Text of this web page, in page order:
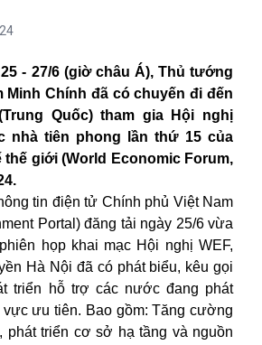
- 27/6 (giờ châu Á), Thủ tướng
Minh Chính đã có chuyến đi đến
Quốc) tham gia Hội nghị
nhà tiên phong lần thứ 15 của
thế giới (World Economic Forum,
tin điện tử Chính phủ Việt Nam
Portal) đăng tải ngày 25/6 vừa
họp khai mạc Hội nghị WEF,
Hà Nội đã có phát biểu, kêu gọi
triển hỗ trợ các nước đang phát
vực ưu tiên. Bao gồm: Tăng cường
phát triển cơ sở hạ tầng và nguồn